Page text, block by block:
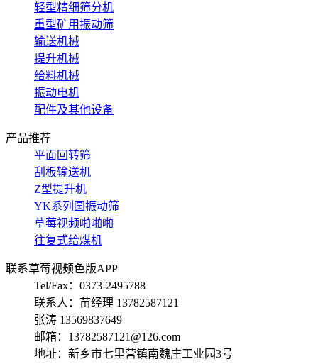
轻型精细筛分机
重型矿用振动筛
输送机械
提升机械
给料机械
振动电机
配件及其他设备
产品推荐
平面回转筛
刮板输送机
Z型提升机
YK系列圆振动筛
草莓视频啪啪啪
往复式给煤机
联系草莓视频色版APP
Tel/Fax：0373-2495788
联系人：苗经理 13782587121
张涛 13569837649
邮箱：13782587121@126.com
地址：新乡市七里营镇南魏庄工业园3号